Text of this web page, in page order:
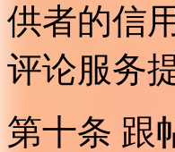
供者的信
评论服务
第十条 跟